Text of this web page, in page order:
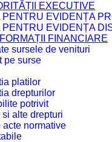
EXECUTIVE
EVIDENȚA
EVIDENȚA
FINANCIARE
sursele de venituri
pe surse
platilor
drepturilor
potrivit
si alte drepturi
acte normative